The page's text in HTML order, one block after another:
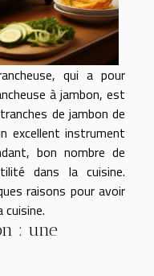
qui a pour
à jambon, est
de jambon de
excellent instrument
bon nombre de
dans la cuisine.
raisons pour avoir
cuisine.
: une